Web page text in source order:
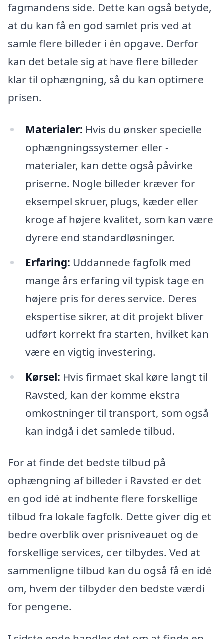
fagmandens side. Dette kan også betyde,
at du kan få en god samlet pris ved at
samle flere billeder i én opgave. Derfor
kan det betale sig at have flere billeder
klar til ophængning, så du kan optimere
prisen.
Materialer: Hvis du ønsker specielle
ophængningssystemer eller -
materialer, kan dette også påvirke
priserne. Nogle billeder kræver for
eksempel skruer, plugs, kæder eller
kroge af højere kvalitet, som kan være
dyrere end standardløsninger.
Erfaring: Uddannede fagfolk med
mange års erfaring vil typisk tage en
højere pris for deres service. Deres
ekspertise sikrer, at dit projekt bliver
udført korrekt fra starten, hvilket kan
være en vigtig investering.
Kørsel: Hvis firmaet skal køre langt til
Ravsted, kan der komme ekstra
omkostninger til transport, som også
kan indgå i det samlede tilbud.
For at finde det bedste tilbud på
ophængning af billeder i Ravsted er det
en god idé at indhente flere forskellige
tilbud fra lokale fagfolk. Dette giver dig et
bedre overblik over prisniveauet og de
forskellige services, der tilbydes. Ved at
sammenligne tilbud kan du også få en idé
om, hvem der tilbyder den bedste værdi
for pengene.